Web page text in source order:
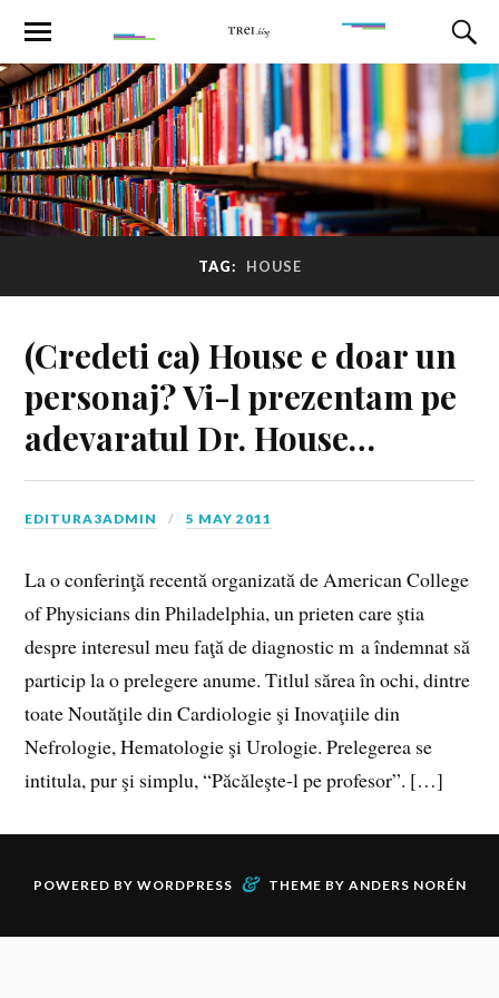
TAG: HOUSE
(Credeti ca) House e doar un
personaj? Vi-l prezentam pe
adevaratul Dr. House…
EDITURA3ADMIN 5 MAY 2011
La o conferinţă recentă organizată de American College
of Physicians din Philadelphia, un prieten care ştia
despre interesul meu faţă de diagnostic m a îndemnat să
particip la o prelegere anume. Titlul sărea în ochi, dintre
toate Noutăţile din Cardiologie şi Inovaţiile din
Nefrologie, Hematologie şi Urologie. Prelegerea se
intitula, pur şi simplu, “Păcăleşte-l pe profesor”. […]
POWERED BY WORDPRESS & THEME BY ANDERS NORÉN